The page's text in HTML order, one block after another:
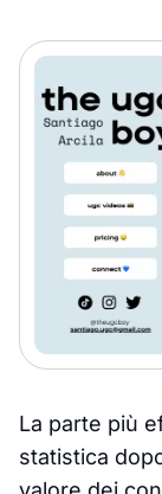
La parte più
statistica